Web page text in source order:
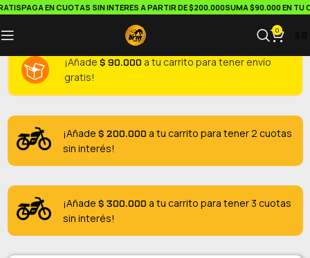
PAGA EN CUOTAS SIN INTERES A PARTIR DE $200.000SUMA $90.000 EN TU
0
¡Añade $90.000 a tu carrito para tener envío
gratis!
¡Añade $200.000 a tu carrito para tener 2 cuotas
sin interés!
¡Añade $300.000 a tu carrito para tener 3 cuotas
sin interés!